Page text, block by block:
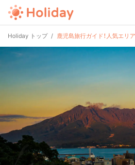
Holiday トップ 鹿児島旅行ガイド！人気エリ